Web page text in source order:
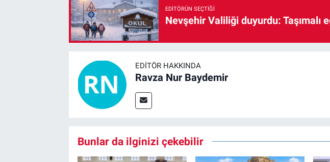
EDITÖRÜN SEÇTIĞI
Nevşehir Valiliği duyurdu: Taşımalı
EDITÖR HAKKINDA
Ravza Nur Baydemir
Bunlar da ilginizi çekebilir